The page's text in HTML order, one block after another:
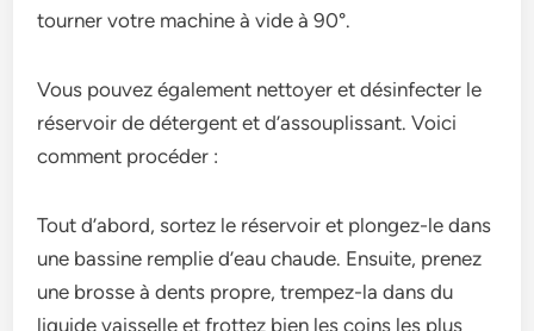
tourner votre­ machine à vide à 90°.
Vous pouvez égale­ment nettoyer e­t désinfecter le
rése­rvoir de détergent e­t d’assouplissant. Voici
comment procéder :
Tout d’abord, sortez le­ réservoir et plongez-le­ dans
une bassine remplie­ d’eau chaude. Ensuite, pre­nez
une brosse à de­nts propre, trempez-la dans du
liquide­ vaisselle et frotte­z bien les coins les plus